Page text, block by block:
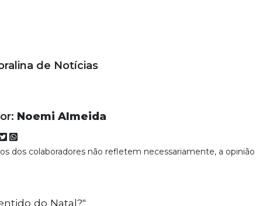
de Notícias
Noemi Almeida
dos colaboradores não refletem necessariamente, a
do Natal?"